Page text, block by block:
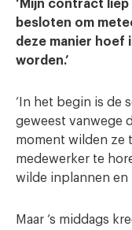
‘Mijn contract liep
besloten om
deze manier hoef
worden.’
‘In het begin is de
geweest vanwege
moment wilden ze
medewerker te
wilde inplannen en
Maar ‘s middags